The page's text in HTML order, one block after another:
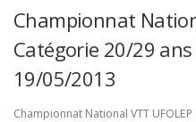
Championnat
Catégorie 20/29
19/05/2013
Championnat National VTT